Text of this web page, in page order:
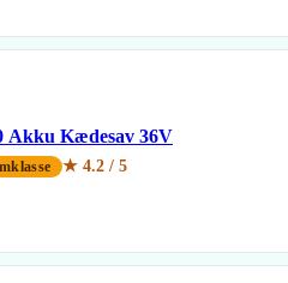
Akku Kædesav 36V
★ 4.2 / 5